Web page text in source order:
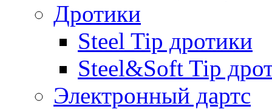
Дротики
Steel Tip дротики
Steel&Soft Tip
Электронный дартс